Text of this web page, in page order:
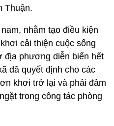
Thuận.
nhằm tạo điều kiện
cải thiện cuộc sống
địa phương diễn biến hết
đã quyết định cho các
khơi trở lại và phải đảm
trong công tác phòng